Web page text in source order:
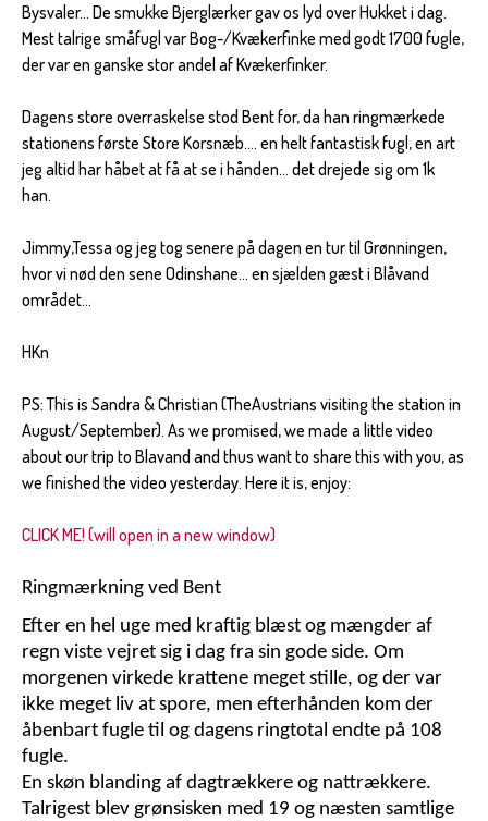
Bysvaler... De smukke Bjerglærker gav os lyd over Hukket i dag.
Mest talrige småfugl var Bog-/Kvækerfinke med godt 1700 fugle,
der var en ganske stor andel af Kvækerfinker.
Dagens store overraskelse stod Bent for, da han ringmærkede
stationens første Store Korsnæb.... en helt fantastisk fugl, en art
jeg altid har håbet at få at se i hånden... det drejede sig om 1k
han.
Jimmy,Tessa og jeg tog senere på dagen en tur til Grønningen,
hvor vi nød den sene Odinshane... en sjælden gæst i Blåvand
området...
HKn
PS: This is Sandra & Christian (TheAustrians visiting the station in
August/September). As we promised, we made a little video
about our trip to Blavand and thus want to share this with you, as
we finished the video yesterday. Here it is, enjoy:
CLICK ME! (will open in a new window)
Ringmærkning ved Bent
Efter en hel uge med kraftig blæst og mængder af
regn viste vejret sig i dag fra sin gode side. Om
morgenen virkede krattene meget stille, og der var
ikke meget liv at spore, men efterhånden kom der
åbenbart fugle til og dagens ringtotal endte på 108
fugle.
En skøn blanding af dagtrækkere og nattrækkere.
Talrigest blev grønsisken med 19 og næsten samtlige